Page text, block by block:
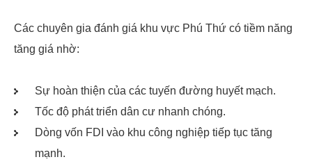
Các chuyên gia đánh giá khu vực Phú Thứ có tiềm năng
tăng giá nhờ:
Sự hoàn thiện của các tuyến đường huyết mạch.
Tốc độ phát triển dân cư nhanh chóng.
Dòng vốn FDI vào khu công nghiệp tiếp tục tăng
mạnh.